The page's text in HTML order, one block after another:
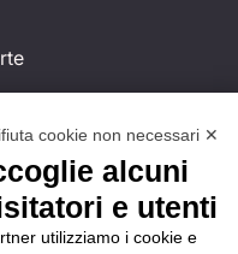
è cookie non necessari ✕
alcuni
e utenti
utilizziamo i cookie e